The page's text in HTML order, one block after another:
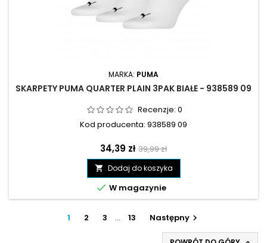
MARKA: PUMA
SKARPETY PUMA QUARTER PLAIN 3PAK BIAŁE - 938589 09
Recenzje: 0
Kod producenta: 938589 09
Cena
34,39 zł Cena
podstawowa
39,99 zł
 Dodaj do koszyka
 W magazynie
1 2 3 … 13 Następny